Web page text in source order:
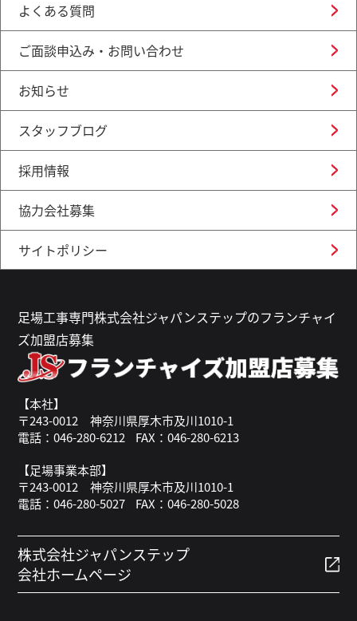
よくある質問
ご面談申込み・お問い合わせ
お知らせ
スタッフブログ
採用情報
協力会社募集
サイトポリシー
足場工事専門株式会社ジャパンステップのフランチャイ
ズ加盟店募集
【本社】
〒243-0012 神奈川県厚木市及川1010-1
電話：046-280-6212
FAX：046-280-6213
【足場事業本部】
〒243-0012 神奈川県厚木市及川1010-1
電話：046-280-5027
FAX：046-280-5028
株式会社ジャパンステップ
会社ホームページ